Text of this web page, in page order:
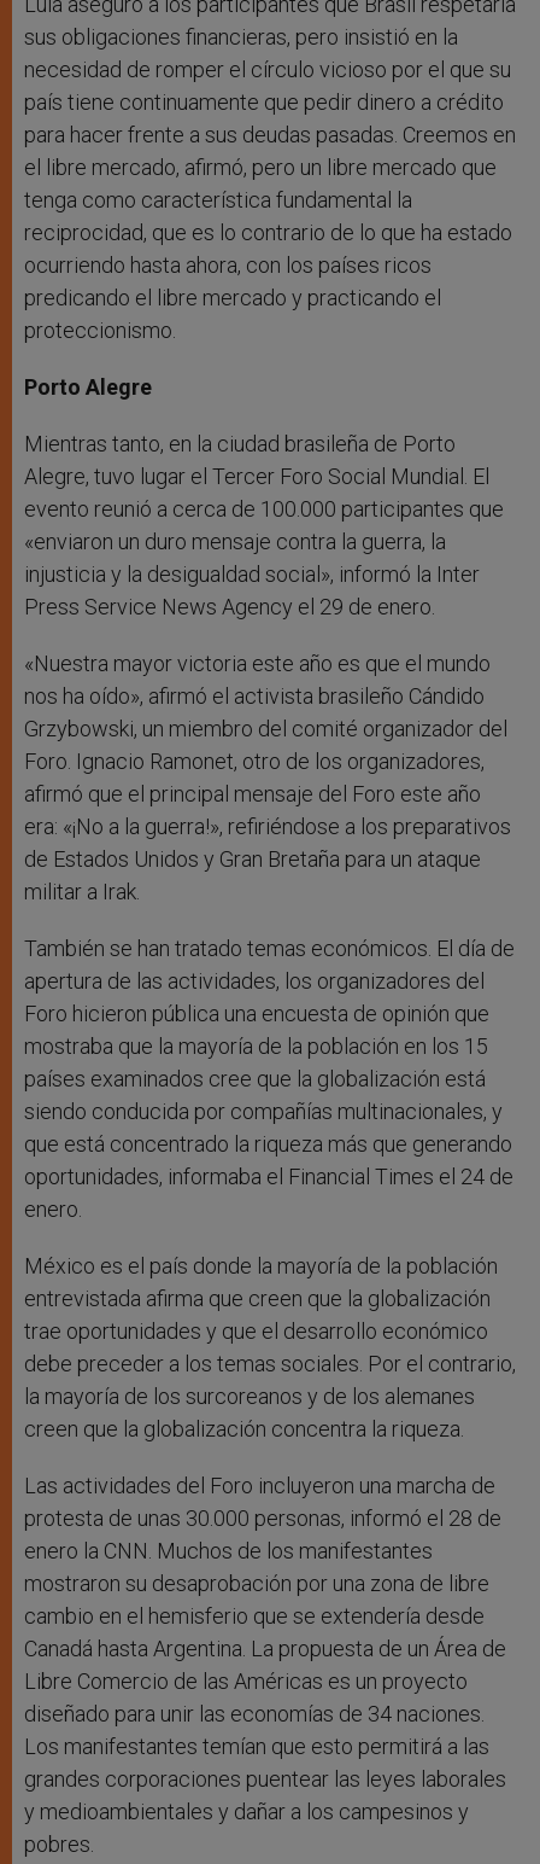
sus obligaciones financieras, pero insistió en la
necesidad de romper el círculo vicioso por el que su
país tiene continuamente que pedir dinero a crédito
para hacer frente a sus deudas pasadas. Creemos en
el libre mercado, afirmó, pero un libre mercado que
tenga como característica fundamental la
reciprocidad, que es lo contrario de lo que ha estado
ocurriendo hasta ahora, con los países ricos
predicando el libre mercado y practicando el
proteccionismo.
Porto Alegre
Mientras tanto, en la ciudad brasileña de Porto
Alegre, tuvo lugar el Tercer Foro Social Mundial. El
evento reunió a cerca de 100.000 participantes que
«enviaron un duro mensaje contra la guerra, la
injusticia y la desigualdad social», informó la Inter
Press Service News Agency el 29 de enero.
«Nuestra mayor victoria este año es que el mundo
nos ha oído», afirmó el activista brasileño Cándido
Grzybowski, un miembro del comité organizador del
Foro. Ignacio Ramonet, otro de los organizadores,
afirmó que el principal mensaje del Foro este año
era: «¡No a la guerra!», refiriéndose a los preparativos
de Estados Unidos y Gran Bretaña para un ataque
militar a Irak.
También se han tratado temas económicos. El día de
apertura de las actividades, los organizadores del
Foro hicieron pública una encuesta de opinión que
mostraba que la mayoría de la población en los 15
países examinados cree que la globalización está
siendo conducida por compañías multinacionales, y
que está concentrado la riqueza más que generando
oportunidades, informaba el Financial Times el 24 de
enero.
México es el país donde la mayoría de la población
entrevistada afirma que creen que la globalización
trae oportunidades y que el desarrollo económico
debe preceder a los temas sociales. Por el contrario,
la mayoría de los surcoreanos y de los alemanes
creen que la globalización concentra la riqueza.
Las actividades del Foro incluyeron una marcha de
protesta de unas 30.000 personas, informó el 28 de
enero la CNN. Muchos de los manifestantes
mostraron su desaprobación por una zona de libre
cambio en el hemisferio que se extendería desde
Canadá hasta Argentina. La propuesta de un Área de
Libre Comercio de las Américas es un proyecto
diseñado para unir las economías de 34 naciones.
Los manifestantes temían que esto permitirá a las
grandes corporaciones puentear las leyes laborales
y medioambientales y dañar a los campesinos y
pobres.